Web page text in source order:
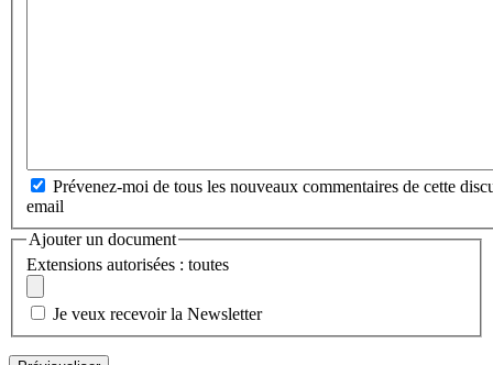
Prévenez-moi de tous les nouveaux commentaires de cette
email
Ajouter un document
Extensions autorisées : toutes
Je veux recevoir la Newsletter